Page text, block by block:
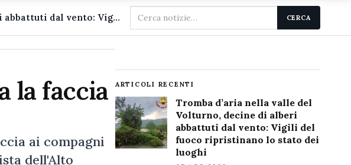
Tromba d'aria nella valle del Volturno, decine di alberi abbattuti dal vento: Vigili del fuoco ripristinano lo stato dei luoghi
Cerca
nel
CERCA
la faccia
ai compagni
dell'Alto
ARTICOLI RECENTI
Tromba d’aria nella valle del
Volturno, decine di alberi
abbattuti dal vento: Vigili del
fuoco ripristinano lo stato dei
luoghi